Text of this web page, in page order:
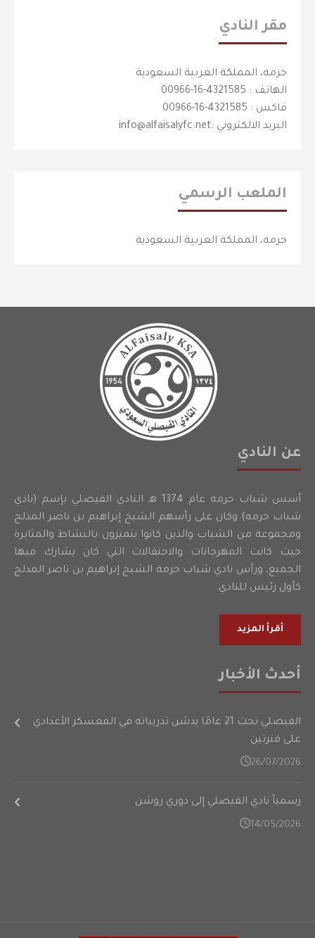
مقر النادي
حرمه، المملكة العربية السعودية
الهاتف : 4321585-16-00966
فاكس : 4321585-16-00966
البريد الالكتروني :info@alfaisalyfc.net
الملعب الرسمي
حرمه، المملكة العربية السعودية
عن النادي
أسس شباب حرمه عام 1374 هـ النادي الفيصلي بإسم (نادي
شباب حرمه) وكان على رأسهم الشيخ إبراهيم بن ناصر المدلج
ومجموعة من الشباب والذين كانوا يتميزون بالنشاط والمثابرة
حيث كانت المهرجانات والاحتفالات التي كان يشارك فيها
الجميع، ورأس نادي شباب حرمة الشيخ إبراهيم بن ناصر المدلج
كأول رئيس للنادي.
أقرأ المزيد
أحدث الأخبار
الفيصلي تحت 21 عامًا يدشن تدريباته في المعسكر الأعدادي
على فترتين
26/07/2026
رسمياً نادي الفيصلي إلى دوري روشن
14/05/2026